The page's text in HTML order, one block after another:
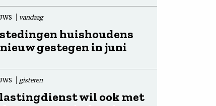
vandaag
huishoudens
gestegen in juni
gisteren
wil ook met